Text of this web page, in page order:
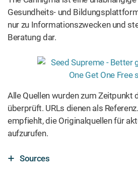
Gesundheits- und
nur zu Informationszwecken und
Beratung dar.
Alle Quellen wurden zum Zeitpunkt
überprüft. URLs dienen als
empfiehlt, die Originalquellen für
aufzurufen.
Sources